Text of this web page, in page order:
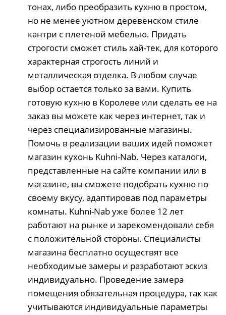
тонах, либо преобразить кухню в простом,
но не менее уютном деревенском стиле
кантри с плетеной мебелью. Придать
строгости сможет стиль хай-тек, для которого
характерная строгость линий и
металлическая отделка. В любом случае
выбор остается только за вами. Купить
готовую кухню в Королеве или сделать ее на
заказ вы можете как через интернет, так и
через специализированные магазины.
Помочь в реализации ваших идей поможет
магазин кухонь Kuhni-Nab. Через каталоги,
представленные на сайте компании или в
магазине, вы сможете подобрать кухню по
своему вкусу, адаптировав под параметры
комнаты. Kuhni-Nab уже более 12 лет
работают на рынке и зарекомендовали себя
с положительной стороны. Специалисты
магазина бесплатно осуществят все
необходимые замеры и разработают эскиз
индивидуально. Проведение замера
помещения обязательная процедура, так как
учитываются индивидуальные параметры